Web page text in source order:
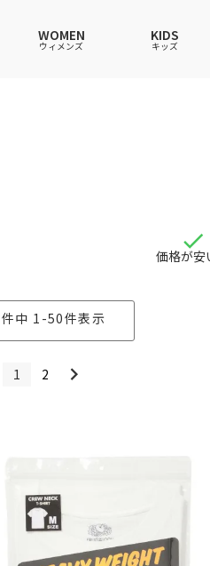
WOMEN
ウィメンズ
KIDS
キッズ
価格が安
件中 1 -50件表示
1 2